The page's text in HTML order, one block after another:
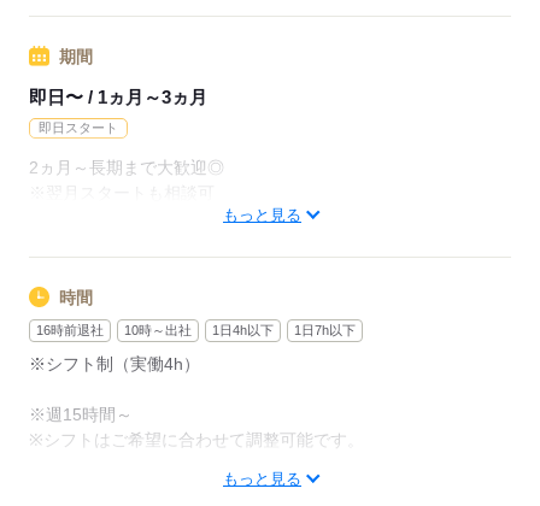
※交通費全額支給（派遣先による）
※車通勤OK/規定あり
応募する
期間
即日〜 / 1ヵ月～3ヵ月
即日スタート
2ヵ月～長期まで大歓迎◎
※試用期間（初回2ヵ月契約）もっと見る
時間
16時前退社 10時～出社 1日4h以下 1日7h以下
※シフト制（実働4h）
※週15時間～
※シフトはご希望に合わせて調整可能です。
もっと見る